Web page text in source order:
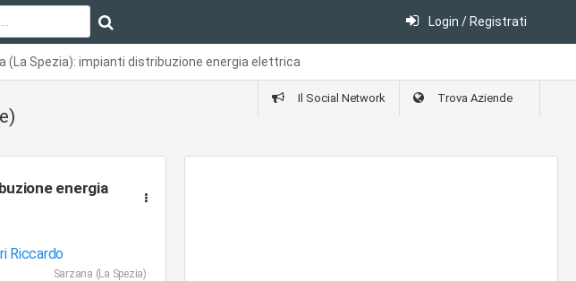
Login / Registrati
(La Spezia): impianti distribuzione energia elettrica
Il Social Network Trova Aziende
energia
Riccardo
Sarzana (La Spezia)